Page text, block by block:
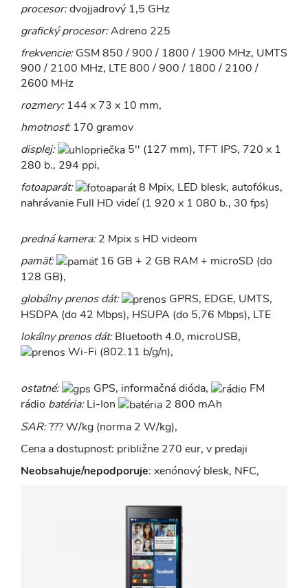
procesor:dvojjadrový 1,5 GHz
grafický procesor:Adreno 225
frekvencie:GSM 850 / 900 / 1800 / 1900 MHz, UMTS
900 / 2100 MHz, LTE 800 / 900 / 1800 / 2100 /
2600 MHz
rozmery:144 x 73 x 10 mm,
hmotnosť:170 gramov
displej:
5'' (127 mm), TFT IPS, 720 x 1
280 b., 294 ppi,
fotoaparát:
8 Mpix, LED blesk, autofókus,
nahrávanie Full HD videí (1 920 x 1 080 b., 30 fps)
predná kamera:2 Mpix s HD videom
pamäť:
16 GB + 2 GB RAM + microSD (do
128 GB),
globálny prenos dát:
GPRS, EDGE, UMTS,
HSDPA (do 42 Mbps), HSUPA (do 5,76 Mbps), LTE
lokálny prenos dát:Bluetooth 4.0, microUSB,
Wi-Fi (802.11 b/g/n),
ostatné: GPS, informačná dióda,
FM
rádio batéria:Li-Ion
2 800 mAh
SAR:??? W/kg (norma 2 W/kg),
Cena a dostupnosť: približne 270 eur, v predaji
Neobsahuje/nepodporuje: xenónový blesk, NFC,